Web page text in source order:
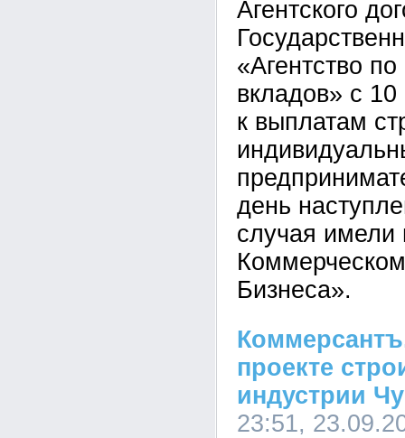
Агентского
«Агентство
вкладов» с
к выплатам
день
случая имели
Бизнеса».
проекте
индустрии
23:51,